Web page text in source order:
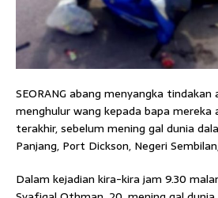
SEORANG abang menyangka tindakan
menghulur wang kepada bapa mereka
terakhir, sebelum mening gal dunia
Panjang, Port Dickson, Negeri
Dalam kejadian kira-kira jam 9.30